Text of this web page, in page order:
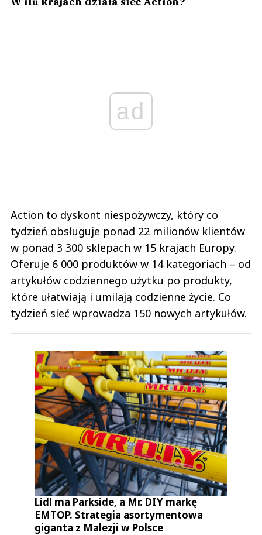
ad
Action to dyskont niespożywczy, który co
tydzień obsługuje ponad 22 milionów klientów
w ponad 3 300 sklepach w 15 krajach Europy.
Oferuje 6 000 produktów w 14 kategoriach – od
artykułów codziennego użytku po produkty,
które ułatwiają i umilają codzienne życie. Co
tydzień sieć wprowadza 150 nowych artykułów.
Lidl ma Parkside, a Mr. DIY markę
EMTOP. Strategia asortymentowa
giganta z Malezji w Polsce